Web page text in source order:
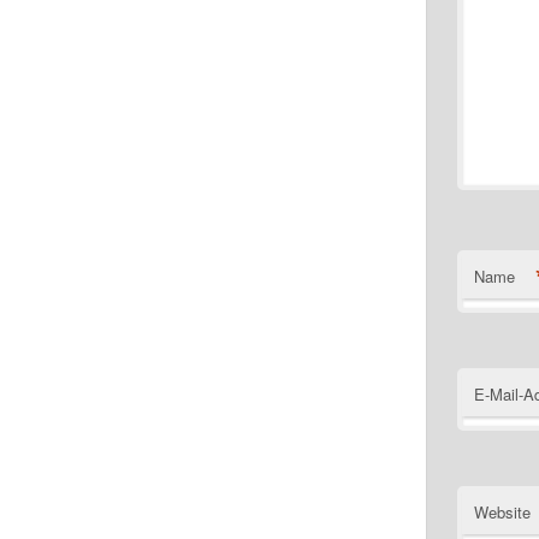
Name
E-Mail-
Website